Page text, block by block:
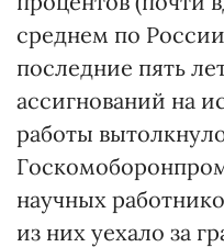
среднем по
последние пять
ассигнований на
работы
научных
из них уехало за